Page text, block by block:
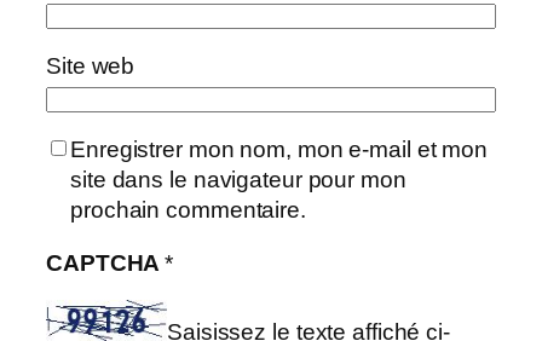
Site web
Enregistrer mon nom, mon e-mail et mon
site dans le navigateur pour mon
prochain commentaire.
CAPTCHA*
Saisissez le texte affiché ci-